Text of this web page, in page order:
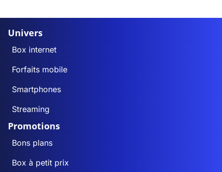
Univers
Box internet
Forfaits mobile
Smartphones
Streaming
Promotions
Bons plans
Box à petit prix